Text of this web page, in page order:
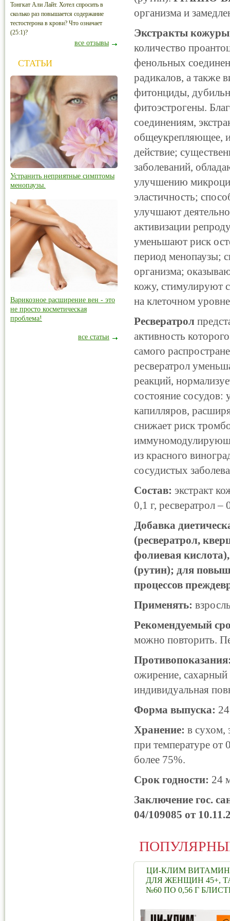
организма и
Экстракты кожуры
количество
фенольных
радикалов, а
фитонциды,
фитоэстрогены.
соединениям,
общеукрепляющее,
действие;
заболеваний,
улучшению
эластичность;
улучшают
активизации
уменьшают риск
период менопаузы;
организма;
кожу, стимулируют
на клеточном
Ресвератрол
активность
самого
ресвератрол
реакций,
состояние сосудов:
капилляров,
снижает риск
из красного
сосудистых
Состав: экстракт
0,1 г, ресвератрол –
Добавка
(ресвератрол,
фолиевая
(рутин); для
процессов
Применять:
Рекомендуемый
можно повторить.
ожирение, сахарный
индивидуальная
Форма выпуска:
Хранение: в сухом,
при температуре от
более 75%.
Срок годности: 24
Заключение гос.
04/109085 от
ЦИ-КЛИМ
ДЛЯ ЖЕНЩИН 45+,
№60 ПО 0,56 Г
Тонгкат Али Лайт. Хотел спросить в
сколько раз повышается содержание
тестостерона в крови? Что означает
(25:1)?
все отзывы
СТАТЬИ
Устранить неприятные симптомы
менопаузы.
Варикозное расширение вен - это
не просто косметическая
проблема!
все статьи